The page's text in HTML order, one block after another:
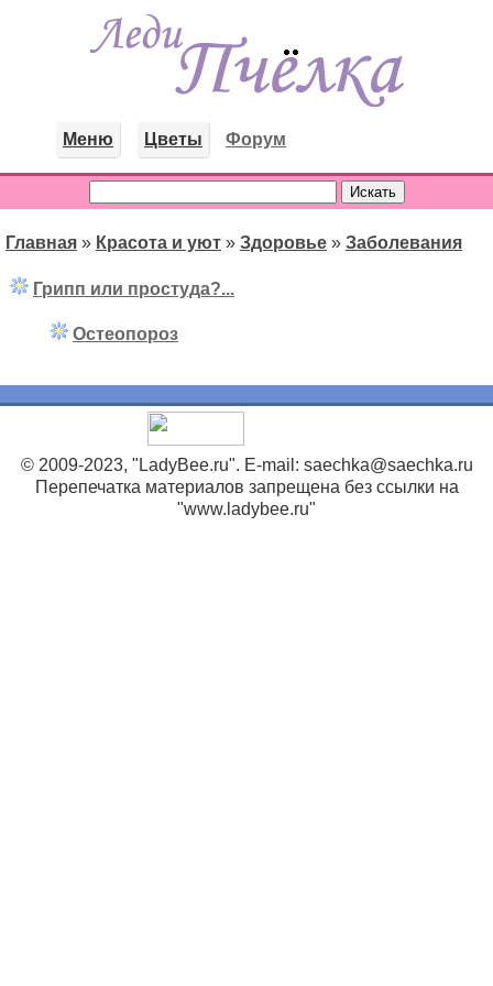
Меню Цветы Форум
Главная » Красота и уют » Здоровье » Заболевания
Грипп или простуда?...
Остеопороз
© 2009-2023, "LadyBee.ru". E-mail: saechka@saechka.ru
Перепечатка материалов запрещена без ссылки на
"www.ladybee.ru"